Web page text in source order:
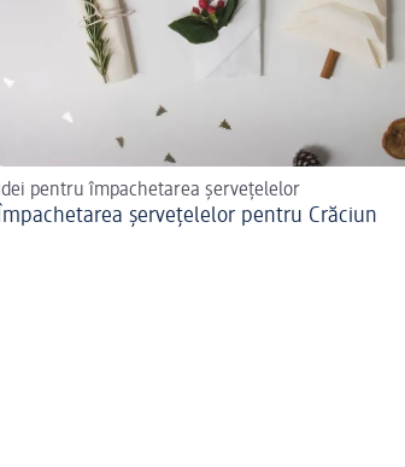
Idei pentru împachetarea șervețelelor
Împachetarea șervețelelor pentru Crăciun